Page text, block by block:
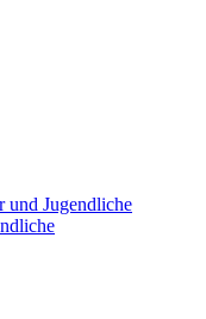
und Jugendliche